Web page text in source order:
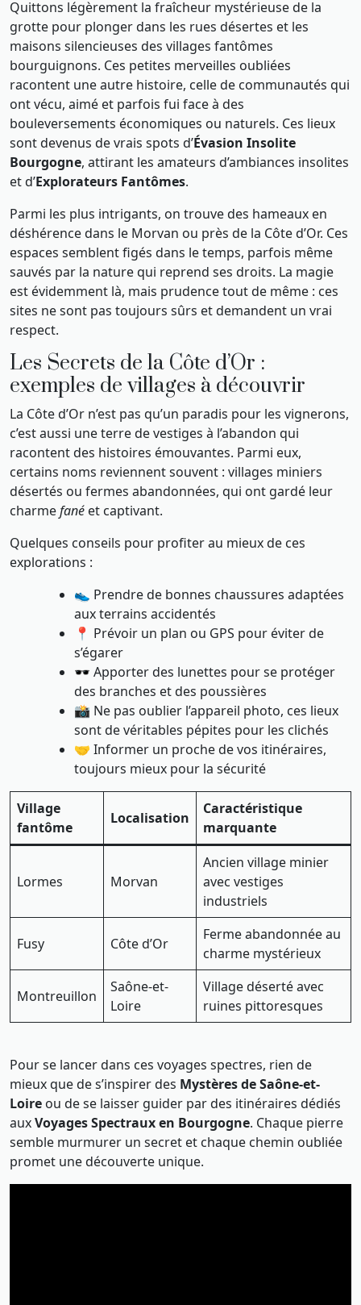
Quittons légèrement la fraîcheur mystérieuse de la
grotte pour plonger dans les rues désertes et les
maisons silencieuses des villages fantômes
bourguignons. Ces petites merveilles oubliées
racontent une autre histoire, celle de communautés qui
ont vécu, aimé et parfois fui face à des
bouleversements économiques ou naturels. Ces lieux
sont devenus de vrais spots d’Évasion Insolite
Bourgogne, attirant les amateurs d’ambiances insolites
et d’Explorateurs Fantômes.
Parmi les plus intrigants, on trouve des hameaux en
déshérence dans le Morvan ou près de la Côte d’Or. Ces
espaces semblent figés dans le temps, parfois même
sauvés par la nature qui reprend ses droits. La magie
est évidemment là, mais prudence tout de même : ces
sites ne sont pas toujours sûrs et demandent un vrai
respect.
Les Secrets de la Côte d’Or :
exemples de villages à découvrir
La Côte d’Or n’est pas qu’un paradis pour les vignerons,
c’est aussi une terre de vestiges à l’abandon qui
racontent des histoires émouvantes. Parmi eux,
certains noms reviennent souvent : villages miniers
désertés ou fermes abandonnées, qui ont gardé leur
charmefané et captivant.
Quelques conseils pour profiter au mieux de ces
explorations :
👟 Prendre de bonnes chaussures adaptées
aux terrains accidentés
📍 Prévoir un plan ou GPS pour éviter de
s’égarer
🕶️ Apporter des lunettes pour se protéger
des branches et des poussières
📸 Ne pas oublier l’appareil photo, ces lieux
sont de véritables pépites pour les clichés
🤝 Informer un proche de vos itinéraires,
toujours mieux pour la sécurité
Village
fantôme
Localisation
Caractéristique
marquante
Lormes Morvan
Ancien village minier
avec vestiges
industriels
Fusy Côte d’Or
Ferme abandonnée au
charme mystérieux
Montreuillon
Saône-et-
Loire
Village déserté avec
ruines pittoresques
Pour se lancer dans ces voyages spectres, rien de
mieux que de s’inspirer des Mystères de Saône-et-
Loire ou de se laisser guider par des itinéraires dédiés
auxVoyages Spectraux en Bourgogne. Chaque pierre
semble murmurer un secret et chaque chemin oubliée
promet une découverte unique.